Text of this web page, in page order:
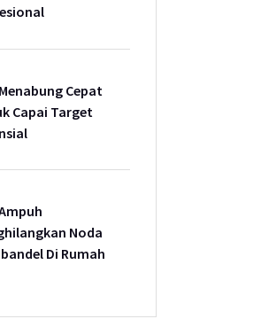
Cepat
Capai Target
Noda
Di Rumah